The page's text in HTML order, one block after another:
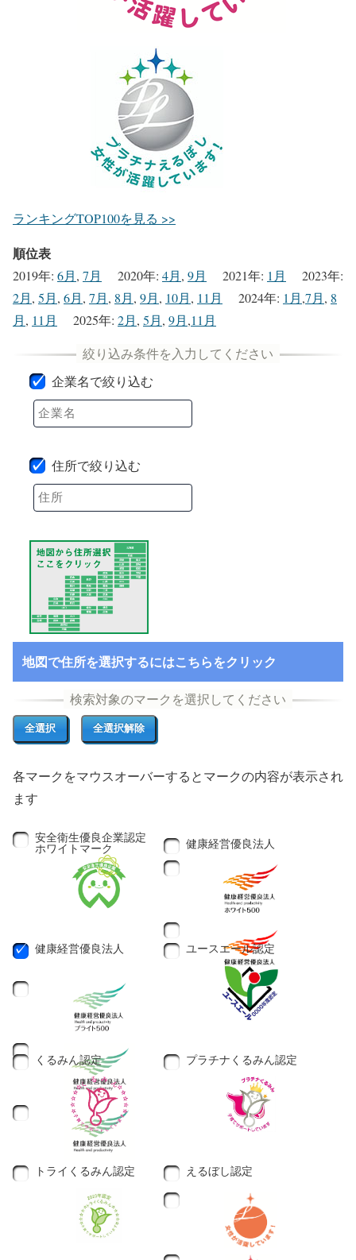
ランキングTOP100を見る >>
順位表
2019年: 6月, 7月 2020年: 4月, 9月 2021年: 1月 2023年:
2月, 5月, 6月, 7月, 8月, 9月, 10月, 11月 2024年: 1月,7月, 8
月, 11月 2025年: 2月, 5月, 9月,11月
企業名で絞り込む
住所で絞り込む
地図で住所を選択するにはこちらをクリック
各マークをマウスオーバーするとマークの内容が表示され
ます
安全衛生優良企業認定
ホワイトマーク 健康経営優良法人
健康経営優良法人 ユースエール認定
くるみん認定 プラチナくるみん認定
トライくるみん認定 えるぼし認定